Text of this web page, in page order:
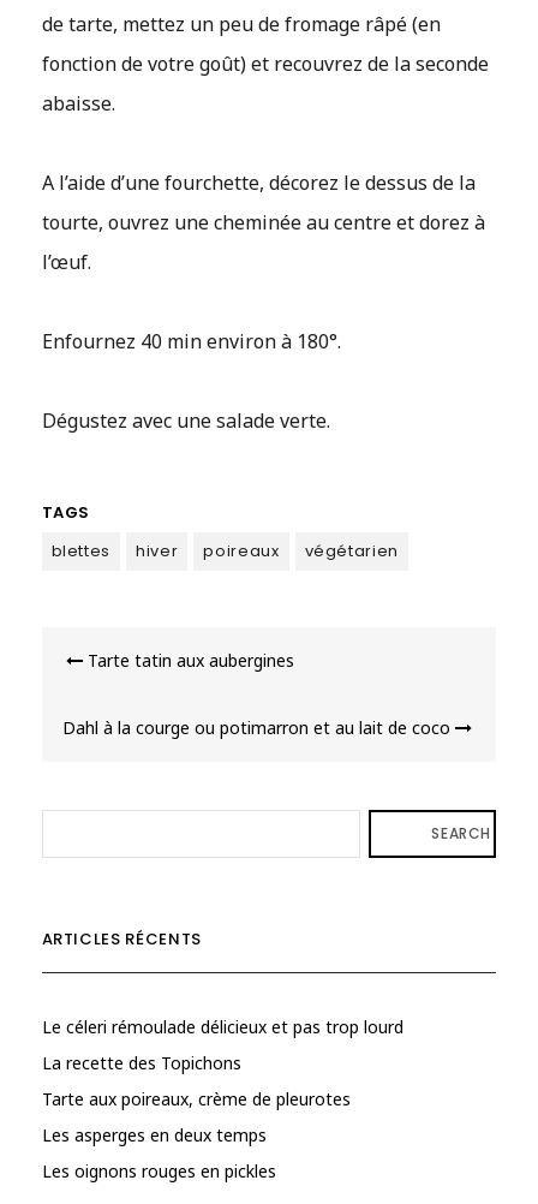
de tarte, mettez un peu de fromage râpé (en
fonction de votre goût) et recouvrez de la seconde
abaisse.
A l’aide d’une fourchette, décorez le dessus de la
tourte, ouvrez une cheminée au centre et dorez à
l’œuf.
Enfournez 40 min environ à 180°.
Dégustez avec une salade verte.
TAGS
blettes
hiver poireaux végétarien
de Tarte tatin aux aubergines
Dahl à la courge ou potimarron et au lait de coco
SEARCH
ARTICLES RÉCENTS
Le céleri rémoulade délicieux et pas trop lourd
La recette des Topichons
Tarte aux poireaux, crème de pleurotes
Les asperges en deux temps
Les oignons rouges en pickles